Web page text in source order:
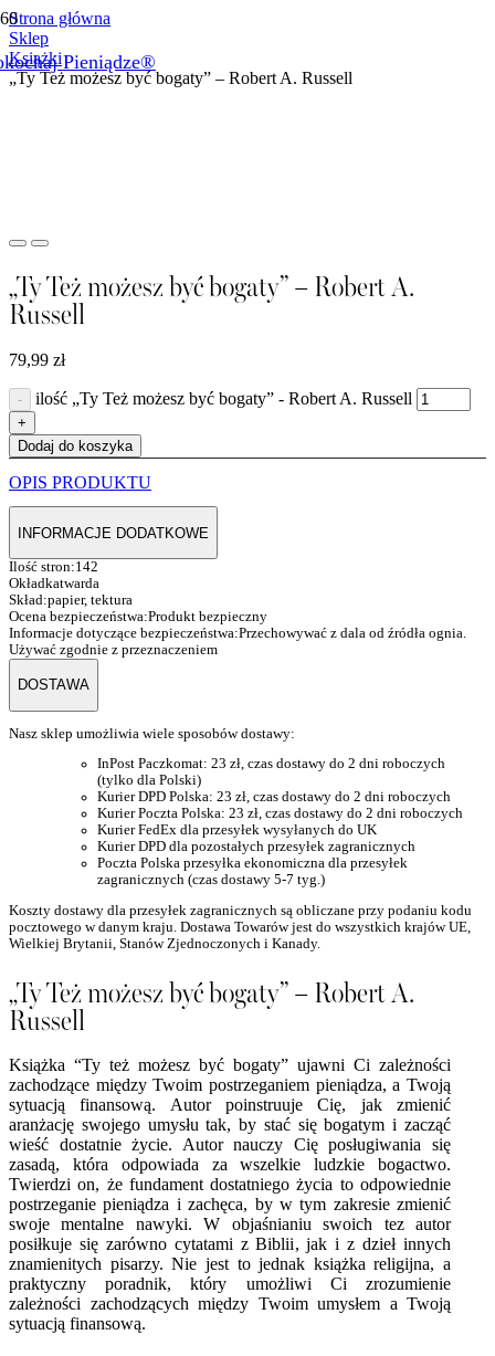
Pieniądze®
Strona główna
Sklep
Książki
„Ty Też możesz być bogaty” – Robert A. Russell
„Ty Też możesz być bogaty” – Robert A.
Russell
79,99 zł
ilość „Ty Też możesz być bogaty” - Robert A. Russell
Dodaj do koszyka
OPIS PRODUKTU
INFORMACJE DODATKOWE
Ilość stron:142
Okładkatwarda
Skład:papier, tektura
Ocena bezpieczeństwa:Produkt bezpieczny
Informacje dotyczące bezpieczeństwa:Przechowywać z dala od źródła ognia.
Używać zgodnie z przeznaczeniem
DOSTAWA
Nasz sklep umożliwia wiele sposobów dostawy:
InPost Paczkomat: 23 zł, czas dostawy do 2 dni roboczych
(tylko dla Polski)
Kurier DPD Polska: 23 zł, czas dostawy do 2 dni roboczych
Kurier Poczta Polska: 23 zł, czas dostawy do 2 dni roboczych
Kurier FedEx dla przesyłek wysyłanych do UK
Kurier DPD dla pozostałych przesyłek zagranicznych
Poczta Polska przesyłka ekonomiczna dla przesyłek
zagranicznych (czas dostawy 5-7 tyg.)
Koszty dostawy dla przesyłek zagranicznych są obliczane przy podaniu kodu
pocztowego w danym kraju. Dostawa Towarów jest do wszystkich krajów UE,
Wielkiej Brytanii, Stanów Zjednoczonych i Kanady.
„Ty Też możesz być bogaty” – Robert A.
Russell
Książka “Ty też możesz być bogaty” ujawni Ci zależności
zachodzące między Twoim postrzeganiem pieniądza, a Twoją
sytuacją finansową. Autor poinstruuje Cię, jak zmienić
aranżację swojego umysłu tak, by stać się bogatym i zacząć
wieść dostatnie życie. Autor nauczy Cię posługiwania się
zasadą, która odpowiada za wszelkie ludzkie bogactwo.
Twierdzi on, że fundament dostatniego życia to odpowiednie
postrzeganie pieniądza i zachęca, by w tym zakresie zmienić
swoje mentalne nawyki. W objaśnianiu swoich tez autor
posiłkuje się zarówno cytatami z Biblii, jak i z dzieł innych
znamienitych pisarzy. Nie jest to jednak książka religijna, a
praktyczny poradnik, który umożliwi Ci zrozumienie
zależności zachodzących między Twoim umysłem a Twoją
sytuacją finansową.